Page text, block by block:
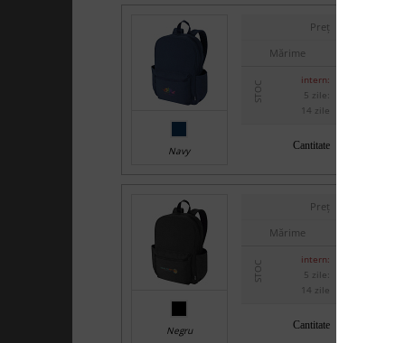
Navy
Preț
Mărime
STOC
intern:
5 zile:
14 zile
Cantitate
Negru
Preț
Mărime
STOC
intern:
5 zile:
14 zile
Cantitate